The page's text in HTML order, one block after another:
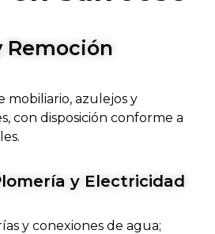
Remoción
mobiliario, azulejos y
con disposición conforme a
y Electricidad
y conexiones de agua;